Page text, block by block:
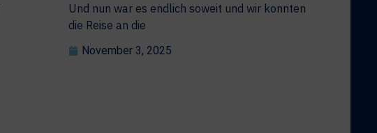
Und nun war es endlich soweit und wir konnten
die Reise an die
November 3, 2025